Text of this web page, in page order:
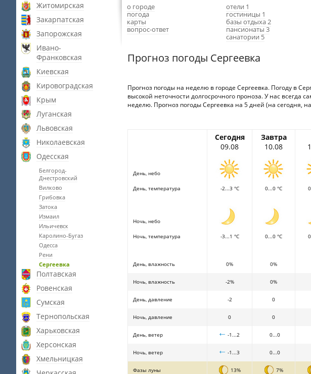
Житомирская
Закарпатская
Запорожская
Ивано-
Франковская
Киевская
Кировоградская
Крым
Луганская
Львовская
Николаевская
Одесская
Белгород-
Днестровский
Вилково
Грибовка
Затока
Измаил
Ильичевск
Каролино-Бугаз
Одесса
Рени
Сергеевка
Полтавская
Ровенская
Сумская
Тернопольская
Харьковская
Херсонская
Хмельницкая
о городе
погода
карты
вопрос-ответ
отели 1
гостиницы 1
базы отдыха 2
пансионаты 3
санатории 5
Прогноз погоды Сергеевка
Прогноз погоды на неделю в городе Сергеевка. Погоду в
высокой неточности долгосрочного проноза. У нас
неделю. Прогноз погоды Сергеевка на 5 дней (на сегодня,
Сегодня
09.08
Завтра
10.08
День, небо
День, температура -2...3 °C 0...0 °C
Ночь, небо
Ночь, температура -3...1 °C 0...0 °C
День, влажность 0% 0%
Ночь, влажность -2% 0%
День, давление -2 0
Ночь, давление 0 0
День, ветер -1...2 0...0
Ночь, ветер -1...3 0...0
Фазы луны 13% 7%